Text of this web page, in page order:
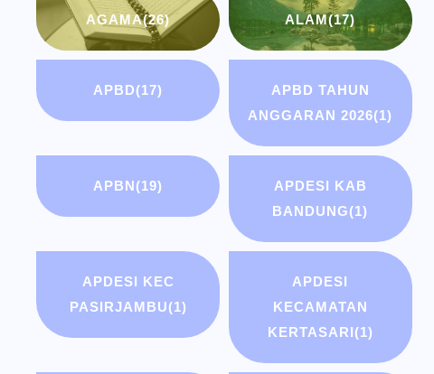
AGAMA(26) ALAM(17)
APBD(17)
APBD TAHUN
ANGGARAN 2026(1)
APBN(19)
APDESI KAB
BANDUNG(1)
APDESI KEC
PASIRJAMBU(1)
APDESI
KECAMATAN
KERTASARI(1)